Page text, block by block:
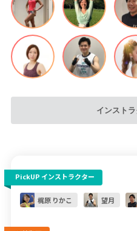
インスト
PickUP インストラクター
梶原 りかこ 望月